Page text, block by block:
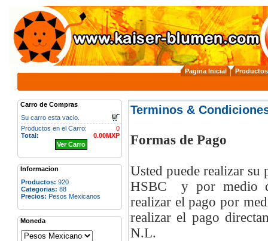
Pagina Inicial Productos
Carro de Compras
Su carro esta vacio.
0
Productos en el Carro:
0.00MXP
Total:
Ver Carro
Informacion
Productos: 920
Categorias: 88
Precios: Pesos Mexicanos
Moneda
Terminos &
Formas de Pago
Usted puede realizar su
HSBC
y por medio
realizar el pago por
realizar el pago
N.L.